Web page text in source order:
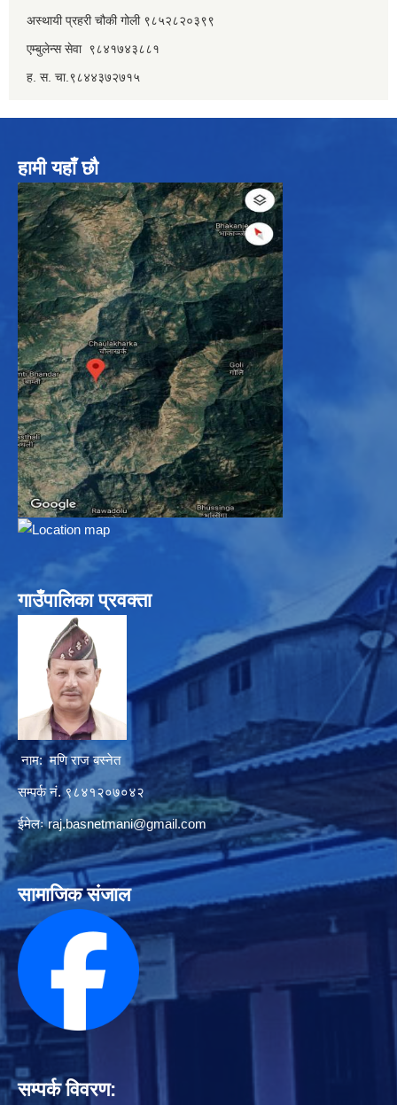
अस्थायी प्रहरी चौकी गोली ९८५२८२०३९९
एम्बुलेन्स सेवा ९८४१७४३८८१
ह. स. चा.९८४४३७२७१५
हामी यहाँ छौ
गाउँपालिका प्रवक्ता
नाम: मणि राज बस्नेत
सम्पर्क नं. ९८४१२०७०४२
ईमेलःraj.basnetmani@gmail.com
सामाजिक संजाल
सम्पर्क विवरण: